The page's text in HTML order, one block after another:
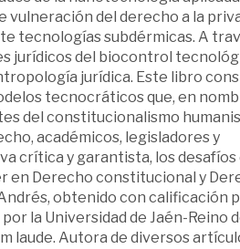
del derecho a la
tecnologías subdérmicas. A
jurídicos del biocontrol
jurídica. Este libro
tecnocráticos que, en
del constitucionalismo
académicos, legisladores y
crítica y garantista, los
en Derecho constitucional y
obtenido con calificación
la Universidad de Jaén-Reino
laude. Autora de diversos